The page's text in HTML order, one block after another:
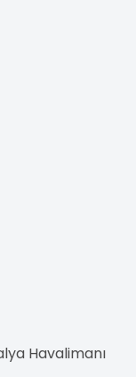
Havalimanı